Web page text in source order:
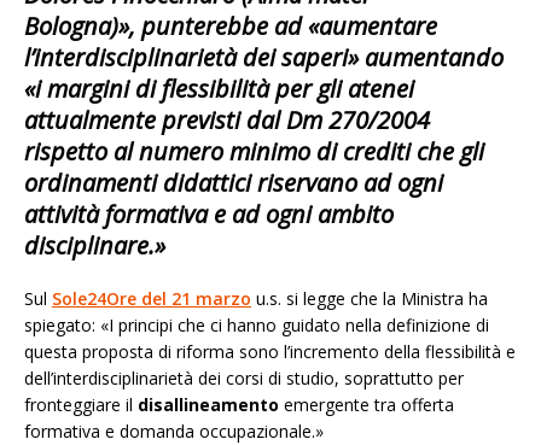
Bologna)», punterebbe ad «aumentare
l’interdisciplinarietà dei saperi» aumentando
«i margini di flessibilità per gli atenei
attualmente previsti dal Dm 270/2004
rispetto al numero minimo di crediti che gli
ordinamenti didattici riservano ad ogni
attività formativa e ad ogni ambito
disciplinare.»
Sul Sole24Ore del 21 marzo u.s. si legge che la Ministra ha
spiegato: «I principi che ci hanno guidato nella definizione di
questa proposta di riforma sono l’incremento della flessibilità e
dell’interdisciplinarietà dei corsi di studio, soprattutto per
fronteggiare il disallineamento emergente tra offerta
formativa e domanda occupazionale.»